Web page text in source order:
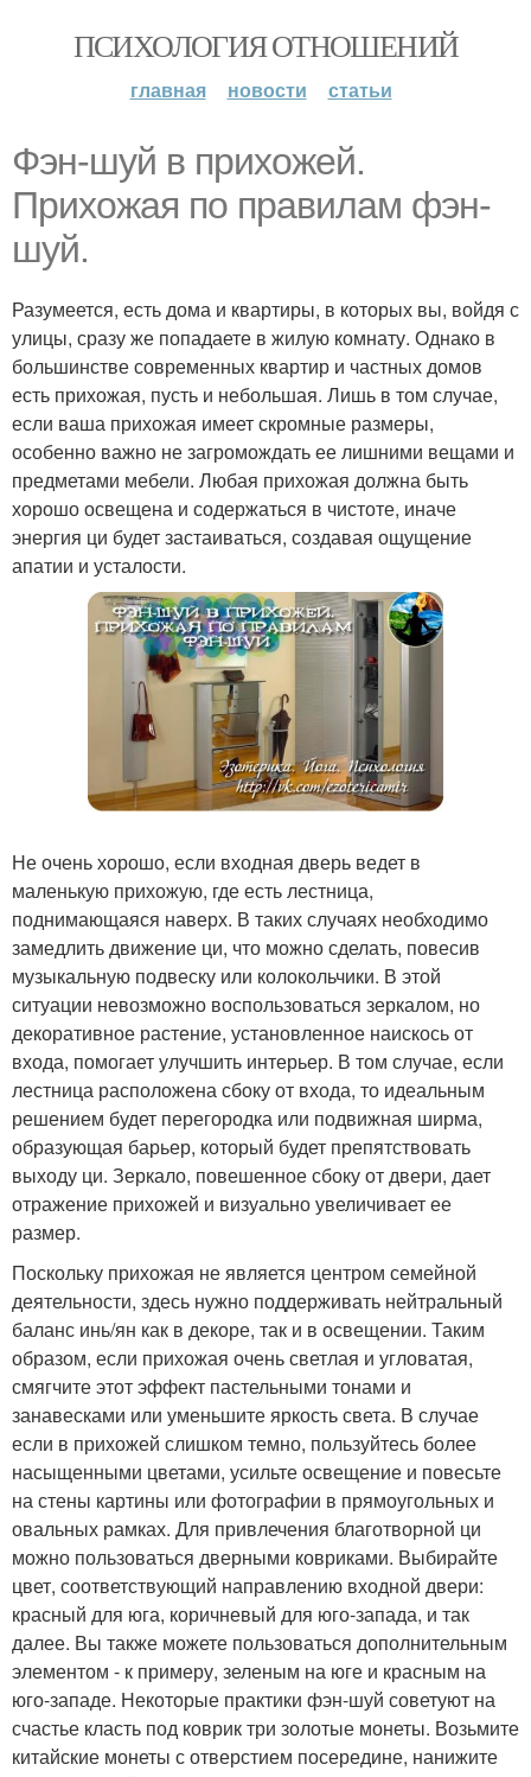
ПСИХОЛОГИЯ ОТНОШЕНИЙ
главная новости статьи
Фэн-шуй в прихожей.
Прихожая по правилам фэн-
шуй.
Разумеется, есть дома и квартиры, в которых вы, войдя с
улицы, сразу же попадаете в жилую комнату. Однако в
большинстве современных квартир и частных домов
есть прихожая, пусть и небольшая. Лишь в том случае,
если ваша прихожая имеет скромные размеры,
особенно важно не загромождать ее лишними вещами и
предметами мебели. Любая прихожая должна быть
хорошо освещена и содержаться в чистоте, иначе
энергия ци будет застаиваться, создавая ощущение
апатии и усталости.
Не очень хорошо, если входная дверь ведет в
маленькую прихожую, где есть лестница,
поднимающаяся наверх. В таких случаях необходимо
замедлить движение ци, что можно сделать, повесив
музыкальную подвеску или колокольчики. В этой
ситуации невозможно воспользоваться зеркалом, но
декоративное растение, установленное наискось от
входа, помогает улучшить интерьер. В том случае, если
лестница расположена сбоку от входа, то идеальным
решением будет перегородка или подвижная ширма,
образующая барьер, который будет препятствовать
выходу ци. Зеркало, повешенное сбоку от двери, дает
отражение прихожей и визуально увеличивает ее
размер.
Поскольку прихожая не является центром семейной
деятельности, здесь нужно поддерживать нейтральный
баланс инь/ян как в декоре, так и в освещении. Таким
образом, если прихожая очень светлая и угловатая,
смягчите этот эффект пастельными тонами и
занавесками или уменьшите яркость света. В случае
если в прихожей слишком темно, пользуйтесь более
насыщенными цветами, усильте освещение и повесьте
на стены картины или фотографии в прямоугольных и
овальных рамках. Для привлечения благотворной ци
можно пользоваться дверными ковриками. Выбирайте
цвет, соответствующий направлению входной двери:
красный для юга, коричневый для юго-запада, и так
далее. Вы также можете пользоваться дополнительным
элементом - к примеру, зеленым на юге и красным на
юго-западе. Некоторые практики фэн-шуй советуют на
счастье класть под коврик три золотые монеты. Возьмите
китайские монеты с отверстием посередине, нанижите